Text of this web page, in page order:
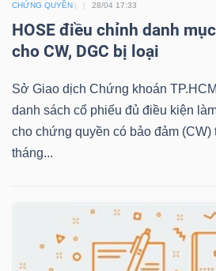
CHỨNG QUYỀN 28/04 17:33
HOSE điều chỉnh danh
cho CW, DGC bị loại
Sở Giao dịch Chứng khoán
danh sách cổ phiếu đủ điều kiện
cho chứng quyền có bảo đảm (CW)
tháng...
PHIẾU
PHÁI
SINH